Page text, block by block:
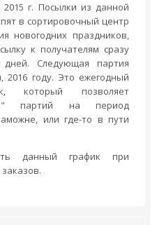
г. Посылки из данной
в сортировочный центр
новогодних праздников,
к получателям сразу
Следующая партия
2016 году. Это ежегодный
который позволяет
партий на период
или где-то в пути
данный график при